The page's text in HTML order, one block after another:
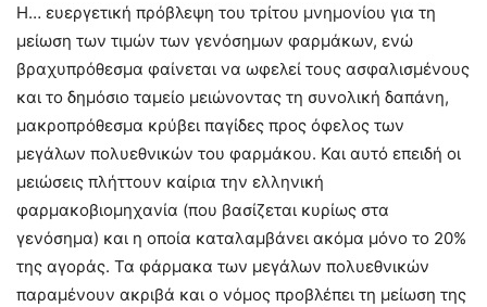
Η… ευεργετική πρόβλεψη του τρίτου μνημονίου για τη
μείωση των τιμών των γενόσημων φαρμάκων, ενώ
βραχυπρόθεσμα φαίνεται να ωφελεί τους ασφαλισμένους
και το δημόσιο ταμείο μειώνοντας τη συνολική δαπάνη,
μακροπρόθεσμα κρύβει παγίδες προς όφελος των
μεγάλων πολυεθνικών του φαρμάκου. Και αυτό επειδή οι
μειώσεις πλήττουν καίρια την ελληνική
φαρμακοβιομηχανία (που βασίζεται κυρίως στα
γενόσημα) και η οποία καταλαμβάνει ακόμα μόνο το 20%
της αγοράς. Τα φάρμακα των μεγάλων πολυεθνικών
παραμένουν ακριβά και ο νόμος προβλέπει τη μείωση της